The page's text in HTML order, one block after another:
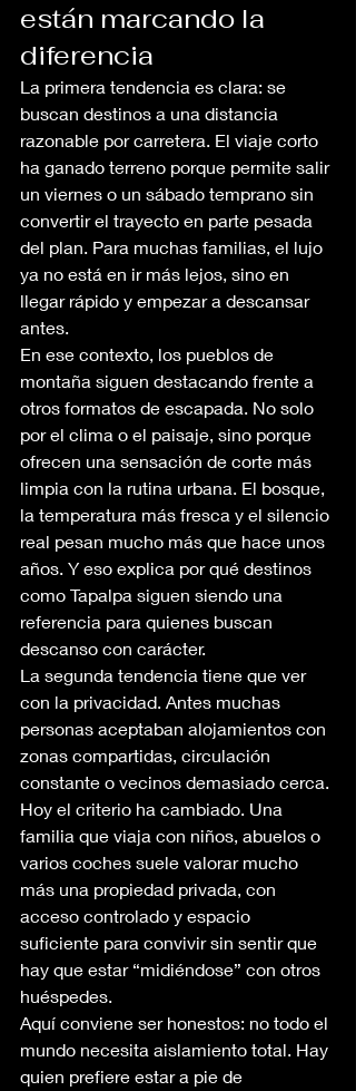
están marcando la
diferencia
La primera tendencia es clara: se
buscan destinos a una distancia
razonable por carretera. El viaje corto
ha ganado terreno porque permite salir
un viernes o un sábado temprano sin
convertir el trayecto en parte pesada
del plan. Para muchas familias, el lujo
ya no está en ir más lejos, sino en
llegar rápido y empezar a descansar
antes.
En ese contexto, los pueblos de
montaña siguen destacando frente a
otros formatos de escapada. No solo
por el clima o el paisaje, sino porque
ofrecen una sensación de corte más
limpia con la rutina urbana. El bosque,
la temperatura más fresca y el silencio
real pesan mucho más que hace unos
años. Y eso explica por qué destinos
como Tapalpa siguen siendo una
referencia para quienes buscan
descanso con carácter.
La segunda tendencia tiene que ver
con la privacidad. Antes muchas
personas aceptaban alojamientos con
zonas compartidas, circulación
constante o vecinos demasiado cerca.
Hoy el criterio ha cambiado. Una
familia que viaja con niños, abuelos o
varios coches suele valorar mucho
más una propiedad privada, con
acceso controlado y espacio
suficiente para convivir sin sentir que
hay que estar “midiéndose” con otros
huéspedes.
Aquí conviene ser honestos: no todo el
mundo necesita aislamiento total. Hay
quien prefiere estar a pie de